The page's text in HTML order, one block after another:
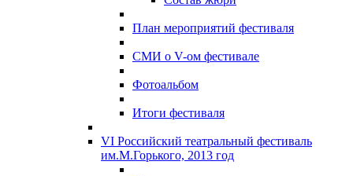
План мероприятий фестиваля
СМИ о V-ом фестивале
Фотоальбом
Итоги фестиваля
VI Российский театральный фестиваль
им.М.Горького, 2013 год